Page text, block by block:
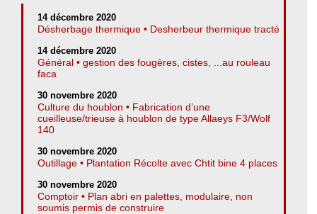
14 décembre 2020
Désherbage thermique • Desherbeur thermique tracté
14 décembre 2020
Général • gestion des fougères, cistes, ...au rouleau
faca
30 novembre 2020
Culture du houblon • Fabrication d’une
cueilleuse/trieuse à houblon de type Allaeys F3/Wolf
140
30 novembre 2020
Outillage • Plantation Récolte avec Chtit bine 4 places
30 novembre 2020
Comptoir • Plan abri en palettes, modulaire, non
soumis permis de construire